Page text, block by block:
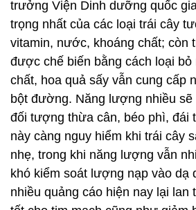
trưởng Viện Dinh dưỡng quốc
trọng nhất của các loại trái cây
vitamin, nước, khoáng chất; còn
được chế biến bằng cách loại
chất, hoa quả sấy vẫn cung cấp
bột đường. Năng lượng nhiều sẽ
đối tượng thừa cân, béo phì, đái
này càng nguy hiểm khi trái cây
nhẹ, trong khi năng lượng vẫn
khó kiểm soát lượng nạp vào dạ
nhiều quảng cáo hiện nay lại lan